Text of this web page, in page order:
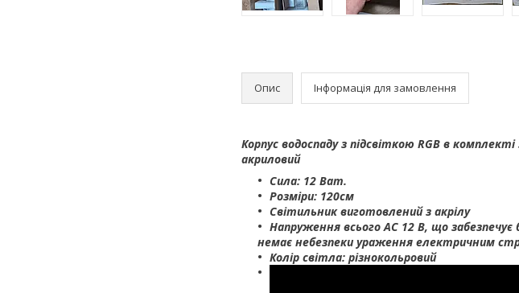
Опис Інформація для замовлення
Корпус водоспаду з підсвіткою RGB в
акриловий
Сила: 12 Ват.
Розміри: 120см
Світильник виготовлений з акрілу
Напруження всього АС 12 В, що забезпечує
немає небезпеки ураження електричним
Колір світла: різнокольровий